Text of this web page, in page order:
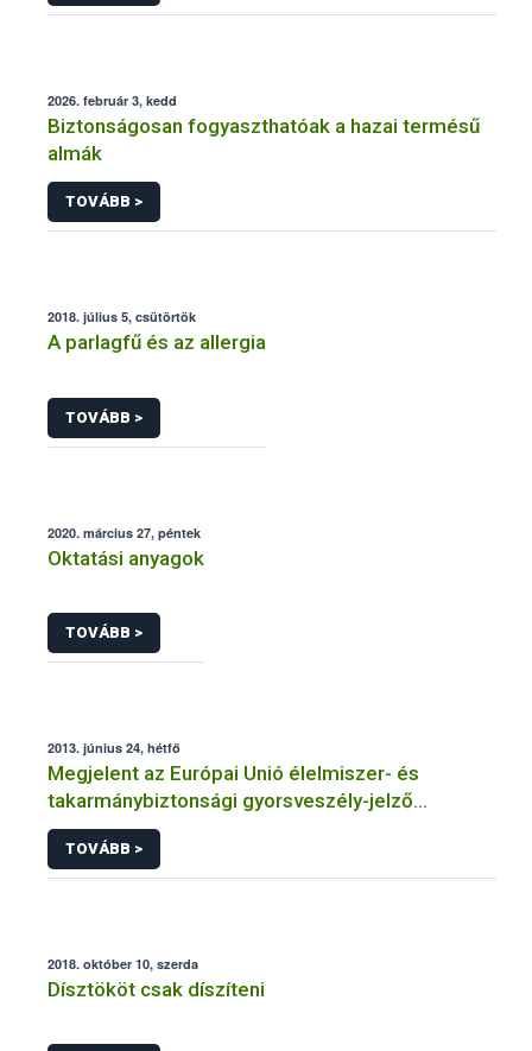
2026. február 3, kedd
Biztonságosan fogyaszthatóak a hazai termésű
almák
TOVÁBB >
2018. július 5, csütörtök
A parlagfű és az allergia
TOVÁBB >
2020. március 27, péntek
Oktatási anyagok
TOVÁBB >
2013. június 24, hétfő
Megjelent az Európai Unió élelmiszer- és
takarmánybiztonsági gyorsveszély-jelző
rendszerének éves jelentése
TOVÁBB >
2018. október 10, szerda
Dísztököt csak díszíteni